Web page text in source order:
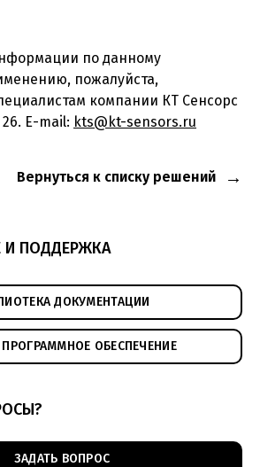
по данному
пожалуйста,
компании КТ Сенсорс
26. E-mail: kts@kt-sensors.ru
Вернуться к списку решений
И ПОДДЕРЖКА
ДОКУМЕНТАЦИИ
ПРОГРАММНОЕ ОБЕСПЕЧЕНИЕ
ЗАДАТЬ ВОПРОС